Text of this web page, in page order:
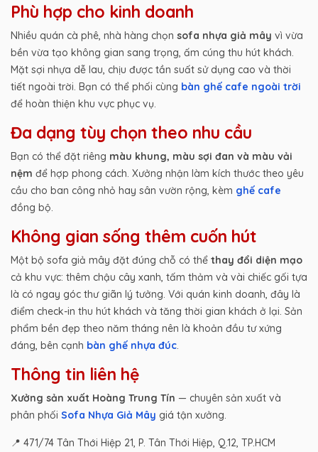
Phù hợp cho kinh doanh
Nhiều quán cà phê, nhà hàng chọn sofa nhựa giả mây vì vừa
bền vừa tạo không gian sang trọng, ấm cúng thu hút khách.
Mặt sợi nhựa dễ lau, chịu được tần suất sử dụng cao và thời
tiết ngoài trời. Bạn có thể phối cùng bàn ghế cafe ngoài trời
để hoàn thiện khu vực phục vụ.
Đa dạng tùy chọn theo nhu cầu
Bạn có thể đặt riêng màu khung, màu sợi đan và màu vải
nệm để hợp phong cách. Xưởng nhận làm kích thước theo yêu
cầu cho ban công nhỏ hay sân vườn rộng, kèm ghế cafe
đồng bộ.
Không gian sống thêm cuốn hút
Một bộ sofa giả mây đặt đúng chỗ có thể thay đổi diện mạo
cả khu vực: thêm chậu cây xanh, tấm thảm và vài chiếc gối tựa
là có ngay góc thư giãn lý tưởng. Với quán kinh doanh, đây là
điểm check-in thu hút khách và tăng thời gian khách ở lại. Sản
phẩm bền đẹp theo năm tháng nên là khoản đầu tư xứng
đáng, bên cạnh bàn ghế nhựa đúc
Thông tin liên hệ
Xưởng sản xuất Hoàng Trung Tín — chuyên sản xuất và
phân phối Sofa Nhựa Giả Mây giá tận xưởng.
📍 471/74 Tân Thới Hiệp 21, P. Tân Thới Hiệp, Q.12, TP.HCM